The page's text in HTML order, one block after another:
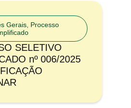
Gerais Processo
SELETIVO
nº 006/2025